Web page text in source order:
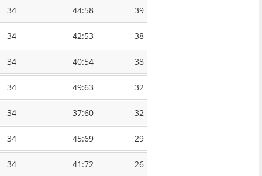
34 44:58 39
34 42:53 38
34 40:54 38
34 49:63 32
34 37:60 32
34 45:69 29
34 41:72 26